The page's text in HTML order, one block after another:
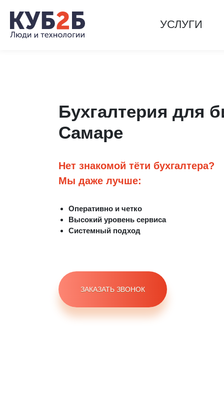
УСЛУГИ
Бухгалтерия для
Самаре
Нет знакомой тёти бухгалтера?
Мы даже лучше:
Оперативно и четко
Высокий уровень сервиса
Системный подход
ЗАКАЗАТЬ ЗВОНОК